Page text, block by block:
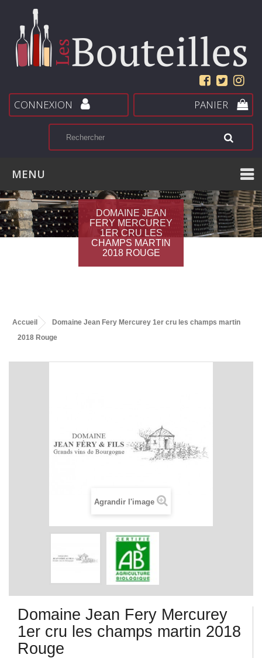
PANIER
CONNEXION
MENU
DOMAINE JEAN
FERY MERCUREY
1ER CRU LES
CHAMPS MARTIN
2018 ROUGE
Accueil
Domaine Jean Fery Mercurey 1er cru les champs martin
2018 Rouge
Agrandir l'image
Domaine Jean Fery Mercurey
1er cru les champs martin 2018
Rouge